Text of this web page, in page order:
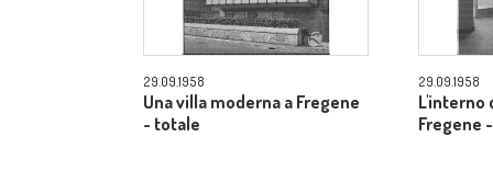
29.09.1958
Una villa moderna a Fregene
- totale
29.09.1958
L'interno
Fregene